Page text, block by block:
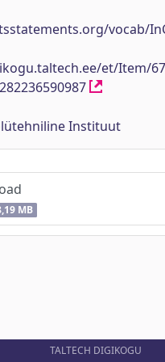
vocab/
et/Item/
Instituut
MB
TALTECH DIGIKOGU